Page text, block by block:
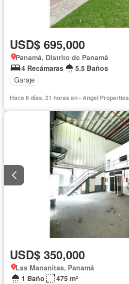
USD$ 695,000
Panamá, Distrito de Panamá
4 Recámaras
5.5 Baños
Garaje
Hace 6 días, 21 horas en - Angel Properties
USD$ 350,000
Las Mananitas, Panamá
1 Baño
475 m²